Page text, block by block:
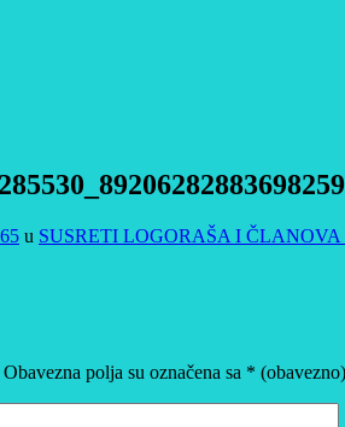
u SUSRETI LOGORAŠA I
Obavezna polja su označena sa * (obavezno)